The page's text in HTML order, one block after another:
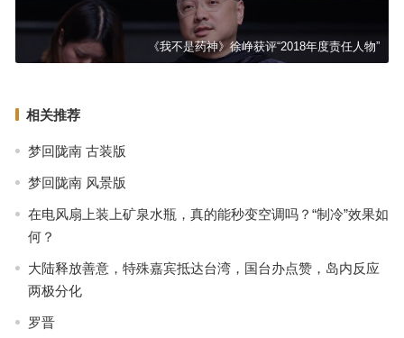
《我不是药神》徐峥获评“2018年度责任人物”
相关推荐
梦回陇南 古装版
梦回陇南 风景版
在电风扇上装上矿泉水瓶，真的能秒变空调吗？“制冷”效果如
何？
大陆释放善意，特殊嘉宾抵达台湾，国台办点赞，岛内反应
两极分化
罗晋